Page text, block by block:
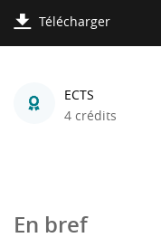
Télécharger
ECTS
4 crédits
En bref